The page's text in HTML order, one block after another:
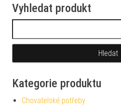
Vyhledat produkt
Kategorie produktu
Chovatelské potřeby